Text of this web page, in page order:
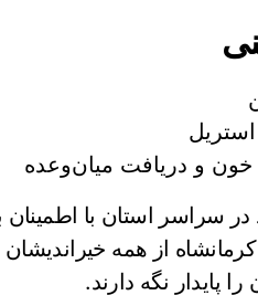
و دریافت میان‌وعده
در سراسر استان با
از همه خیراندیشان
پایدار نگه دارند.